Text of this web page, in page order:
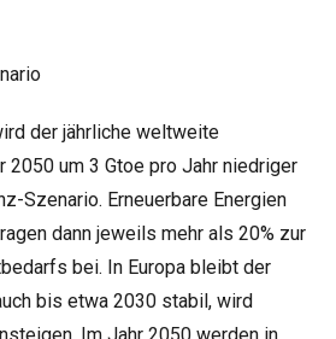
der jährliche weltweite
2050 um 3 Gtoe pro Jahr niedriger
Szenario. Erneuerbare Energien
dann jeweils mehr als 20% zur
bei. In Europa bleibt der
bis etwa 2030 stabil, wird